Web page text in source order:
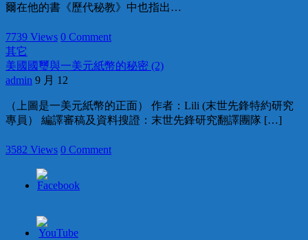
爾在他的書《歷代秘教》中也指出…
7739 Views 0 Comment
其它
美國國璽與一美元紙幣的秘密 (2)
admin 9 月 12
（上圖是一美元紙幣的正面） 作者：Lili (末世先鋒特約研究
專員） 編譯審稿及資料搜證：末世先鋒研究翻譯團隊 […]
3582 Views 0 Comment